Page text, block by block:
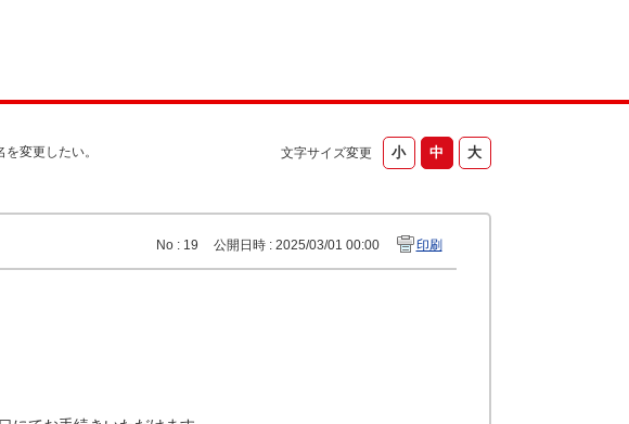
文字サイズ変更
を変更したい。
No : 19 公開日時 : 2025/03/01 00:00 印刷